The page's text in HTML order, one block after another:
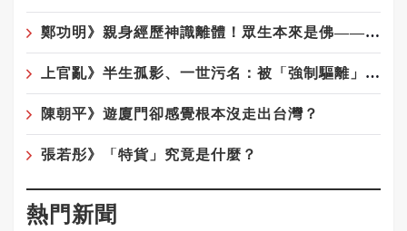
鄭功明》親身經歷神識離體！眾生本來是佛——宇宙真相在念佛中顯現10——念佛驚覺：原來佛性從未離開你
上官亂》半生孤影、一世污名：被「強制驅離」陰影籠罩的榮民陸配遺屬們
陳朝平》遊廈門卻感覺根本沒走出台灣？
張若彤》「特貨」究竟是什麼？
熱門新聞